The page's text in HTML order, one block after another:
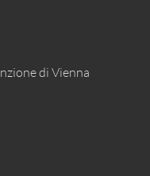
di Vienna